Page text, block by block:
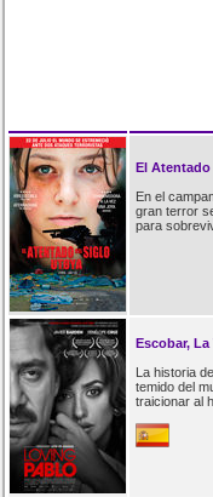
El
En el
gran terror
para
Escobar, La
La historia
temido del
traicionar al